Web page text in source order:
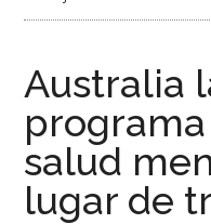
Australia
salud
lugar de